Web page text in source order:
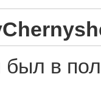
был в